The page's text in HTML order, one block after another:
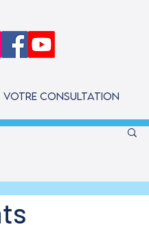
votre consultation